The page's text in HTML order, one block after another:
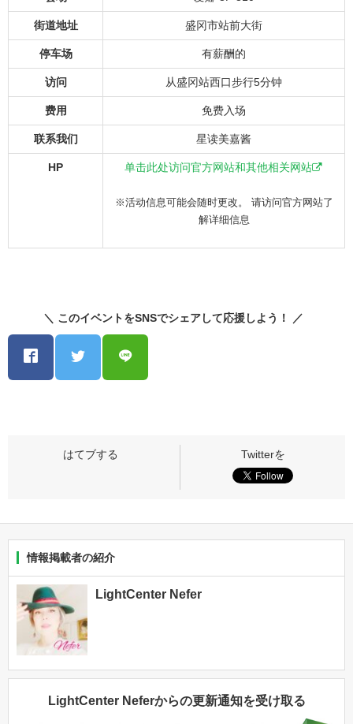
街道地址 盛冈市站前大街
停车场 有薪酬的
访问 从盛冈站西口步行5分钟
费用 免费入场
联系我们 星读美嘉酱
HP 单击此处访问官方网站和其他相关网站
※活动信息可能会随时更改。 请访问官方网站了
解详细信息
＼ このイベントをSNSでシェアして応援しよう！ ／
情報掲載者の紹介
LightCenter Nefer
LightCenter Neferからの更新通知を受け取る